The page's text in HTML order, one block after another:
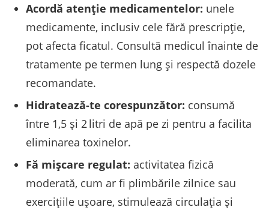
Acordă atenție medicamentelor: unele
medicamente, inclusiv cele fără prescripție,
pot afecta ficatul. Consultă medicul înainte de
tratamente pe termen lung și respectă dozele
recomandate.
Hidratează-te corespunzător: consumă
între 1,5 și 2 litri de apă pe zi pentru a facilita
eliminarea toxinelor.
Fă mișcare regulat: activitatea fizică
moderată, cum ar fi plimbările zilnice sau
exercițiile ușoare, stimulează circulația și